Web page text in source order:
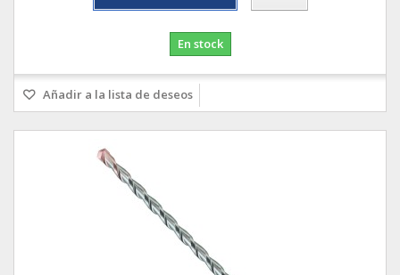
En stock
Añadir a la lista de deseos